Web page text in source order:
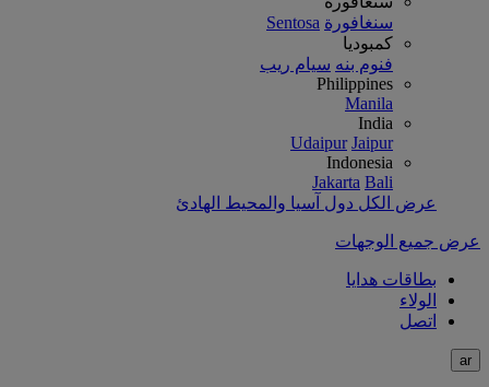
سنغافورة Sentosa
كمبوديا
فنوم بنه سيام ريب
Philippines
Manila
India
Udaipur Jaipur
Indonesia
Jakarta Bali
عرض الكل دول آسيا والمحيط الهادئ
عرض جميع الوجهات
بطاقات هدايا
الولاء
اتصل
ar